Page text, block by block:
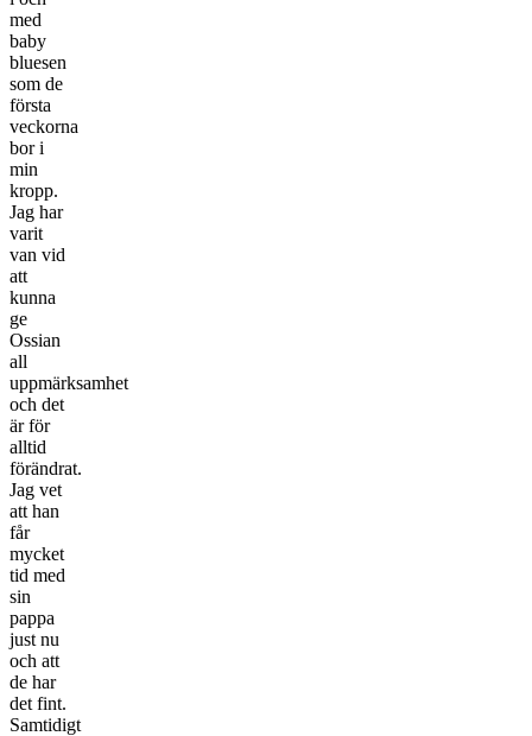
med
baby
bluesen
som de
första
veckorna
bor i
min
kropp.
Jag har
varit
van vid
att
kunna
ge
Ossian
all
uppmärksamhet
och det
är för
alltid
förändrat.
Jag vet
att han
får
mycket
tid med
sin
pappa
just nu
och att
de har
det fint.
Samtidigt